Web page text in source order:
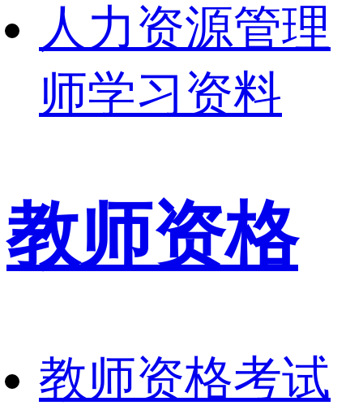
人力资源管理
师学习资料
教师资格
教师资格考试